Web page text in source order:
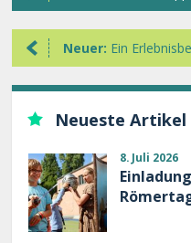
Neuer: Ein
Neueste Artikel
8. Juli 2026